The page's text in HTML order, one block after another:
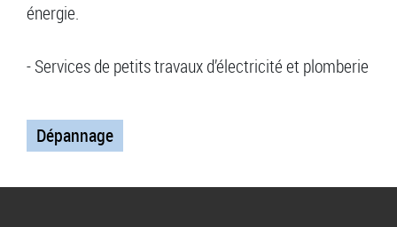
énergie.
- Services de petits travaux d’électricité et plomberie
Dépannage